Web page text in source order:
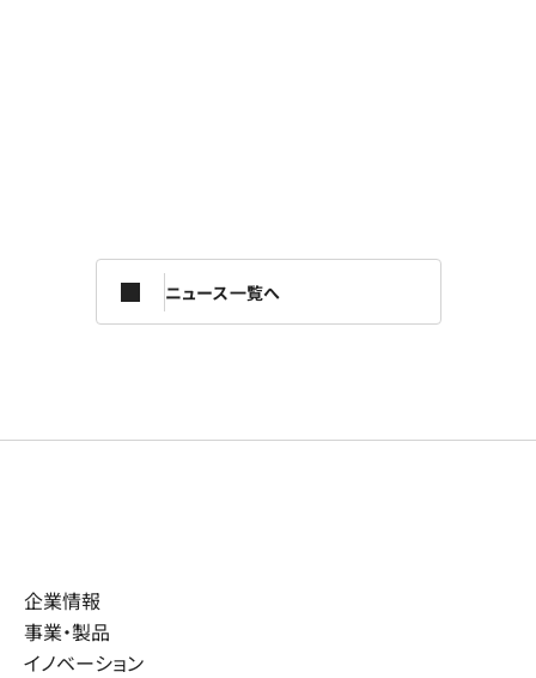
ニュース一覧へ
企業情報
事業・製品
イノベーション